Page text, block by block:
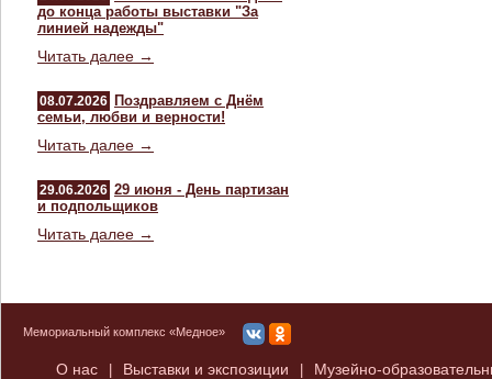
до конца работы выставки "За
линией надежды"
Читать далее →
08.07.2026 Поздравляем с Днём
семьи, любви и верности!
Читать далее →
29.06.2026 29 июня - День партизан
и подпольщиков
Читать далее →
Мемориальный комплекс «Медное»
О нас Выставки и экспозиции Музейно-